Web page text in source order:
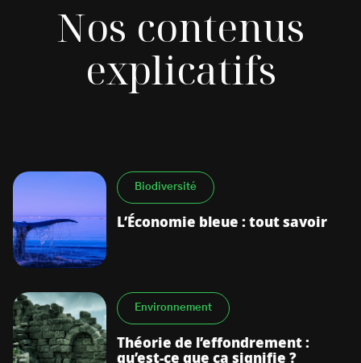
Nos contenus
explicatifs
Biodiversité
L’Économie bleue : tout savoir
Environnement
Théorie de l’effondrement :
qu’est-ce que ça signifie ?
Aides, bons plans & cie
Énergies renouvelables
Inspiré.es inspirant.es
S’abonner à la newsletter
Les mots clés les plus
recherchés sur Deklic